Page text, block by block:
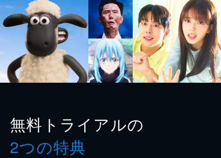
無料トライアルの
2つの特典